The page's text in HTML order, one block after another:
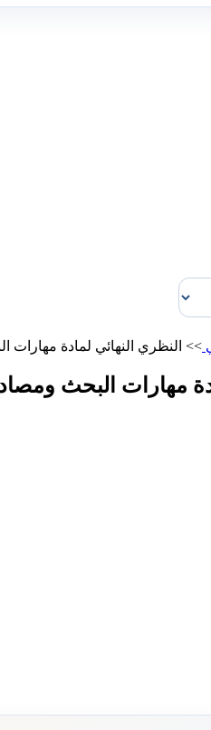
>> النظري النهائي لمادة
مهارات البحث